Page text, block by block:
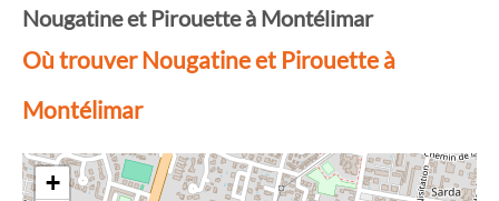
Nougatine et Pirouette à Montélimar
Où trouver Nougatine et Pirouette à
Montélimar
+